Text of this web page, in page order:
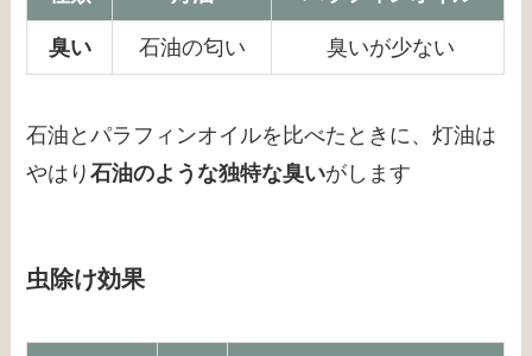
臭い 石油の匂い 臭いが少ない
石油とパラフィンオイルを比べたときに、灯油は
やはり石油のような独特な臭いがします
虫除け効果